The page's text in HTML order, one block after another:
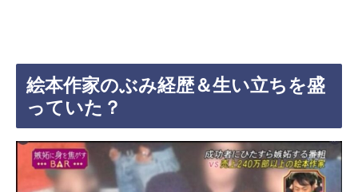
絵本作家のぶみ経歴＆生い立ちを盛
っていた？